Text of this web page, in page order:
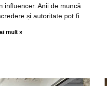
influencer. Anii de muncă
și autoritate pot fi
mult »